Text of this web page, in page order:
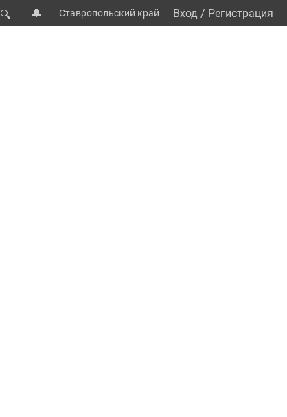
🔍 🔔 Ставропольский край Вход / Регистрация